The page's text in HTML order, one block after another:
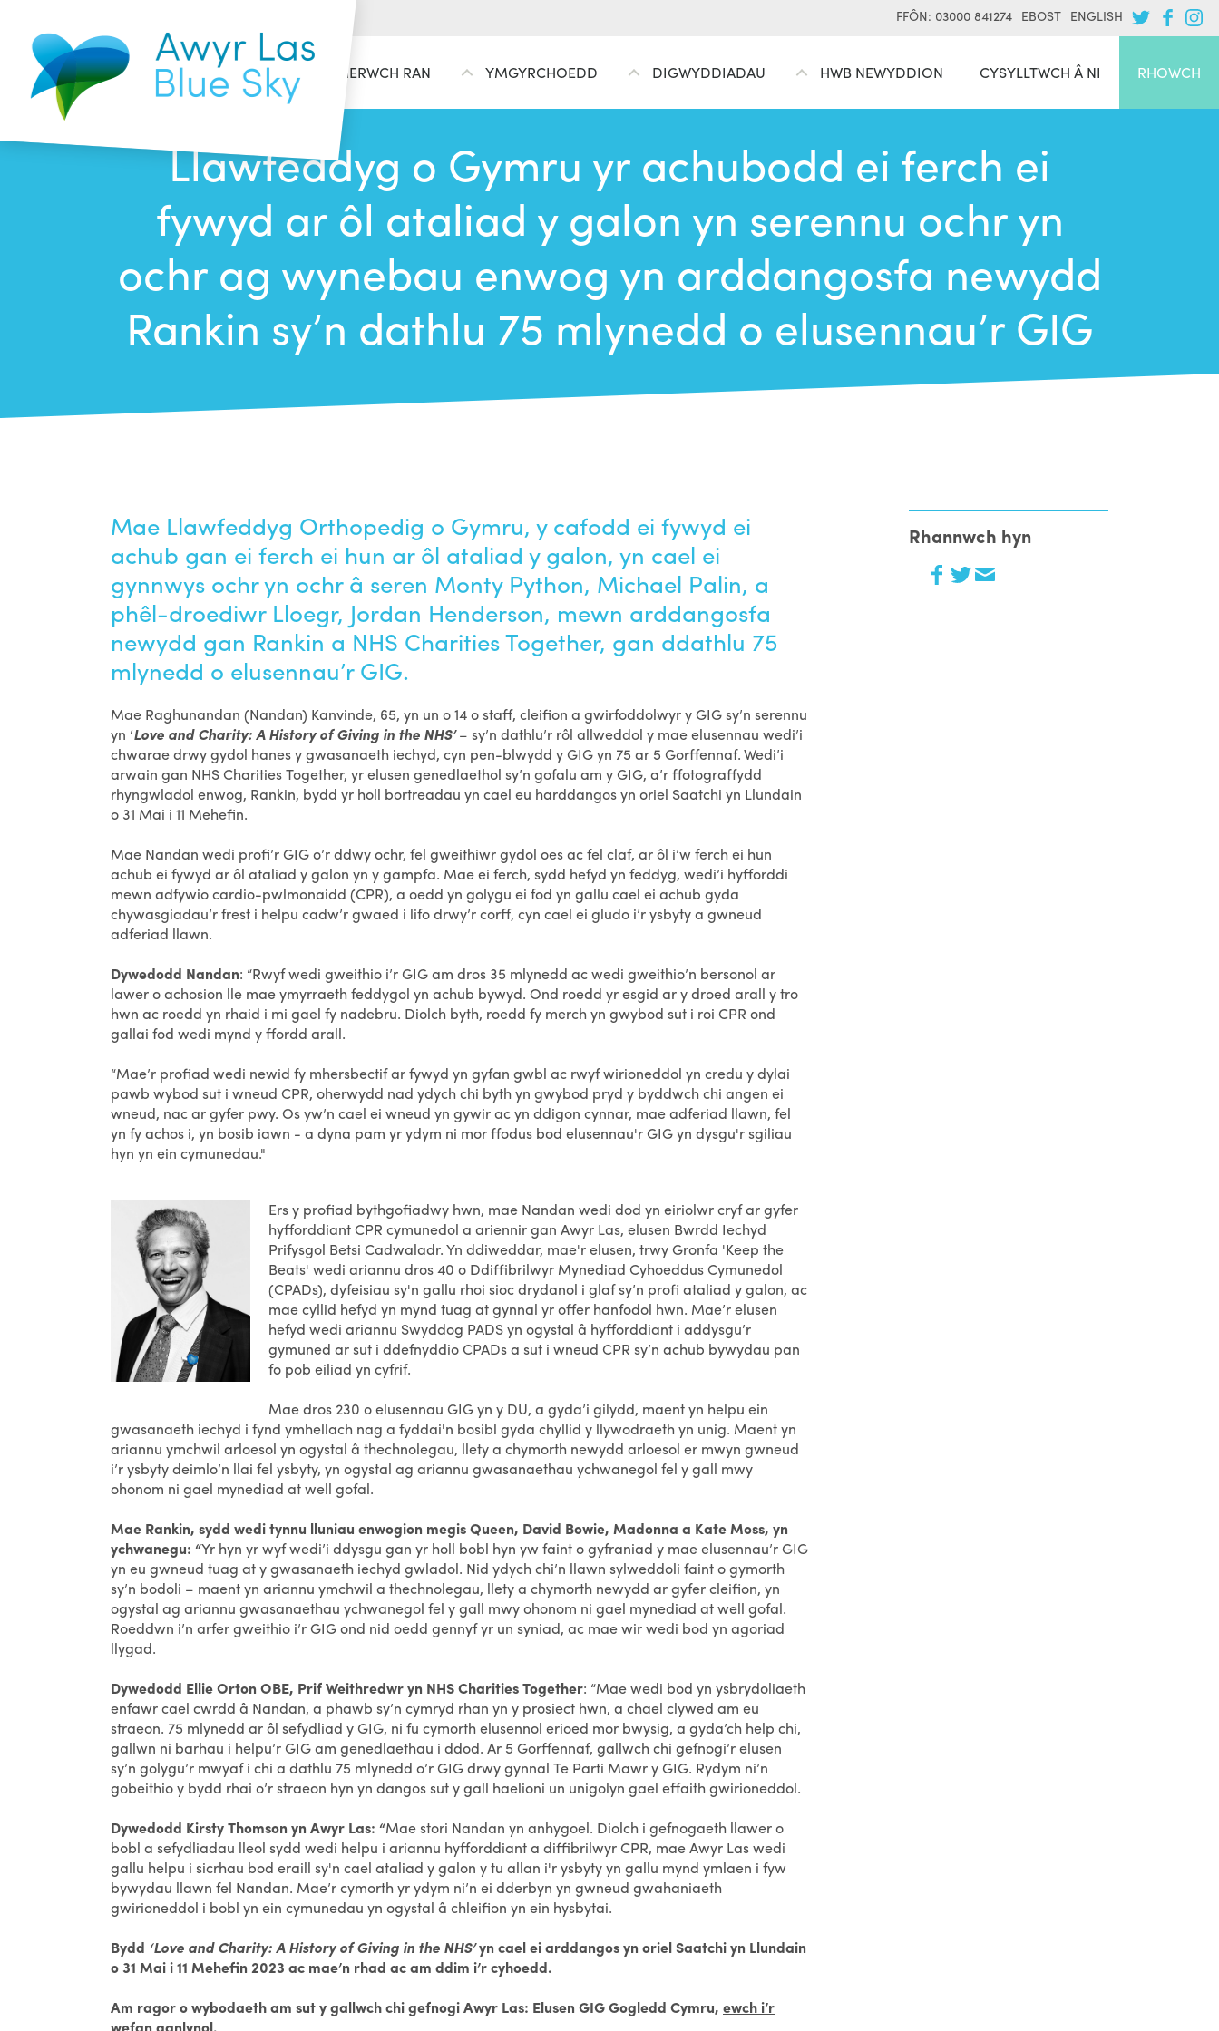
HAFAN CYMERWCH RAN YMGYRCHOEDD DIGWYDDIADAU HWB NEWYDDION CYSYLLTWCH Â NI RHOWCH
FFÔN: 03000 841274 EBOST ENGLISH
Llawfeddyg o Gymru yr achubodd ei ferch ei
fywyd ar ôl ataliad y galon yn serennu ochr yn
ochr ag wynebau enwog yn arddangosfa newydd
Rankin sy’n dathlu 75 mlynedd o elusennau’r GIG
Mae Llawfeddyg Orthopedig o Gymru, y cafodd ei fywyd ei
achub gan ei ferch ei hun ar ôl ataliad y galon, yn cael ei
gynnwys ochr yn ochr â seren Monty Python, Michael Palin, a
phêl-droediwr Lloegr, Jordan Henderson, mewn arddangosfa
newydd gan Rankin a NHS Charities Together, gan ddathlu 75
mlynedd o elusennau’r GIG.
Mae Raghunandan (Nandan) Kanvinde, 65, yn un o 14 o staff, cleifion a gwirfoddolwyr y GIG sy’n serennu
yn ‘Love and Charity: A History of Giving in the NHS’– sy’n dathlu’r rôl allweddol y mae elusennau wedi’i
chwarae drwy gydol hanes y gwasanaeth iechyd, cyn pen-blwydd y GIG yn 75 ar 5 Gorffennaf. Wedi’i
arwain gan NHS Charities Together, yr elusen genedlaethol sy’n gofalu am y GIG, a’r ffotograffydd
rhyngwladol enwog, Rankin, bydd yr holl bortreadau yn cael eu harddangos yn oriel Saatchi yn Llundain
o 31 Mai i 11 Mehefin.
Mae Nandan wedi profi’r GIG o’r ddwy ochr, fel gweithiwr gydol oes ac fel claf, ar ôl i’w ferch ei hun
achub ei fywyd ar ôl ataliad y galon yn y gampfa. Mae ei ferch, sydd hefyd yn feddyg, wedi’i hyfforddi
mewn adfywio cardio-pwlmonaidd (CPR), a oedd yn golygu ei fod yn gallu cael ei achub gyda
chywasgiadau’r frest i helpu cadw’r gwaed i lifo drwy’r corff, cyn cael ei gludo i’r ysbyty a gwneud
adferiad llawn.
Dywedodd Nandan: “Rwyf wedi gweithio i’r GIG am dros 35 mlynedd ac wedi gweithio’n bersonol ar
lawer o achosion lle mae ymyrraeth feddygol yn achub bywyd. Ond roedd yr esgid ar y droed arall y tro
hwn ac roedd yn rhaid i mi gael fy nadebru. Diolch byth, roedd fy merch yn gwybod sut i roi CPR ond
gallai fod wedi mynd y ffordd arall.
“Mae’r profiad wedi newid fy mhersbectif ar fywyd yn gyfan gwbl ac rwyf wirioneddol yn credu y dylai
pawb wybod sut i wneud CPR, oherwydd nad ydych chi byth yn gwybod pryd y byddwch chi angen ei
wneud, nac ar gyfer pwy. Os yw’n cael ei wneud yn gywir ac yn ddigon cynnar, mae adferiad llawn, fel
yn fy achos i, yn bosib iawn - a dyna pam yr ydym ni mor ffodus bod elusennau'r GIG yn dysgu'r sgiliau
hyn yn ein cymunedau."
Ers y profiad bythgofiadwy hwn, mae Nandan wedi dod yn eiriolwr cryf ar gyfer
hyfforddiant CPR cymunedol a ariennir gan Awyr Las, elusen Bwrdd Iechyd
Prifysgol Betsi Cadwaladr. Yn ddiweddar, mae'r elusen, trwy Gronfa 'Keep the
Beats' wedi ariannu dros 40 o Ddiffibrilwyr Mynediad Cyhoeddus Cymunedol
(CPADs), dyfeisiau sy'n gallu rhoi sioc drydanol i glaf sy’n profi ataliad y galon, ac
mae cyllid hefyd yn mynd tuag at gynnal yr offer hanfodol hwn. Mae’r elusen
hefyd wedi ariannu Swyddog PADS yn ogystal â hyfforddiant i addysgu’r
gymuned ar sut i ddefnyddio CPADs a sut i wneud CPR sy’n achub bywydau pan
fo pob eiliad yn cyfrif.
Mae dros 230 o elusennau GIG yn y DU, a gyda’i gilydd, maent yn helpu ein
gwasanaeth iechyd i fynd ymhellach nag a fyddai'n bosibl gyda chyllid y llywodraeth yn unig. Maent yn
ariannu ymchwil arloesol yn ogystal â thechnolegau, llety a chymorth newydd arloesol er mwyn gwneud
i’r ysbyty deimlo’n llai fel ysbyty, yn ogystal ag ariannu gwasanaethau ychwanegol fel y gall mwy
ohonom ni gael mynediad at well gofal.
Mae Rankin, sydd wedi tynnu lluniau enwogion megis Queen, David Bowie, Madonna a Kate Moss, yn
ychwanegu: “Yr hyn yr wyf wedi’i ddysgu gan yr holl bobl hyn yw faint o gyfraniad y mae elusennau’r GIG
yn eu gwneud tuag at y gwasanaeth iechyd gwladol. Nid ydych chi’n llawn sylweddoli faint o gymorth
sy’n bodoli – maent yn ariannu ymchwil a thechnolegau, llety a chymorth newydd ar gyfer cleifion, yn
ogystal ag ariannu gwasanaethau ychwanegol fel y gall mwy ohonom ni gael mynediad at well gofal.
Roeddwn i’n arfer gweithio i’r GIG ond nid oedd gennyf yr un syniad, ac mae wir wedi bod yn agoriad
llygad.
Dywedodd Ellie Orton OBE, Prif Weithredwr yn NHS Charities Together: “Mae wedi bod yn ysbrydoliaeth
enfawr cael cwrdd â Nandan, a phawb sy’n cymryd rhan yn y prosiect hwn, a chael clywed am eu
straeon. 75 mlynedd ar ôl sefydliad y GIG, ni fu cymorth elusennol erioed mor bwysig, a gyda’ch help chi,
gallwn ni barhau i helpu’r GIG am genedlaethau i ddod. Ar 5 Gorffennaf, gallwch chi gefnogi’r elusen
sy’n golygu’r mwyaf i chi a dathlu 75 mlynedd o’r GIG drwy gynnal Te Parti Mawr y GIG. Rydym ni’n
gobeithio y bydd rhai o’r straeon hyn yn dangos sut y gall haelioni un unigolyn gael effaith gwirioneddol.
Dywedodd Kirsty Thomson yn Awyr Las: “Mae stori Nandan yn anhygoel. Diolch i gefnogaeth llawer o
bobl a sefydliadau lleol sydd wedi helpu i ariannu hyfforddiant a diffibrilwyr CPR, mae Awyr Las wedi
gallu helpu i sicrhau bod eraill sy'n cael ataliad y galon y tu allan i'r ysbyty yn gallu mynd ymlaen i fyw
bywydau llawn fel Nandan. Mae’r cymorth yr ydym ni’n ei dderbyn yn gwneud gwahaniaeth
gwirioneddol i bobl yn ein cymunedau yn ogystal â chleifion yn ein hysbytai.
Bydd ‘Love and Charity: A History of Giving in the NHS’yn cael ei arddangos yn oriel Saatchi yn Llundain
o 31 Mai i 11 Mehefin 2023 ac mae’n rhad ac am ddim i’r cyhoedd.
Am ragor o wybodaeth am sut y gallwch chi gefnogi Awyr Las: Elusen GIG Gogledd Cymru, ewch i’r
Rhannwch hyn